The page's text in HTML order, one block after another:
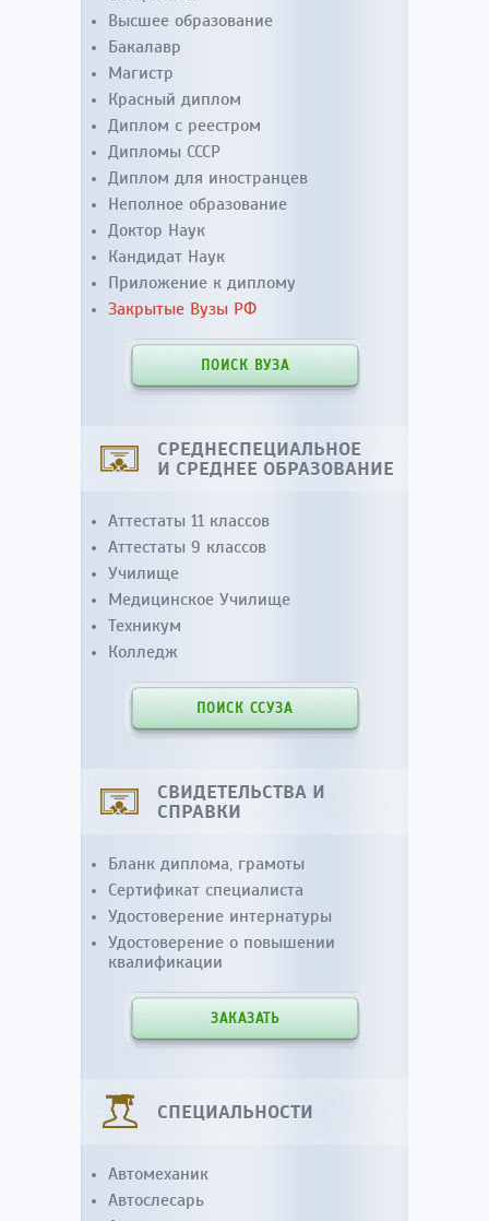
Высшее образование
Бакалавр
Магистр
Красный диплом
Диплом с реестром
Дипломы СССР
Диплом для иностранцев
Неполное образование
Доктор Наук
Кандидат Наук
Приложение к диплому
Закрытые Вузы РФ
ПОИСК ВУЗА
СРЕДНЕСПЕЦИАЛЬНОЕ
И СРЕДНЕЕ ОБРАЗОВАНИЕ
Аттестаты 11 классов
Аттестаты 9 классов
Училище
Медицинское Училище
Техникум
Колледж
ПОИСК ССУЗА
СВИДЕТЕЛЬСТВА И
СПРАВКИ
Бланк диплома, грамоты
Сертификат специалиста
Удостоверение интернатуры
Удостоверение о повышении
квалификации
ЗАКАЗАТЬ
СПЕЦИАЛЬНОСТИ
Автомеханик
Автослесарь